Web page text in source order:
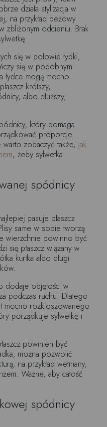
działa stylizacja w
na przykład beżowy
zbliżonym odcieniu. Brak
się w połowie łydki,
się w podobnym
łydce mogą mocno
krótszy,
albo dłuższy,
który pomaga
proporcje.
zobaczyć także, jak
, żeby sylwetka
spódnicy
pasuje płaszcz
same w sobie tworzą
wierzchnie powinno być
się płaszcz wiązany w
kurtka albo długi
dodaje objętości w
podczas ruchu. Dlatego
mocno rozkloszowanego
porządkuje sylwetkę i
powinien być
można pozwolić
na przykład wełniany,
Ważne, aby całość
spódnicy